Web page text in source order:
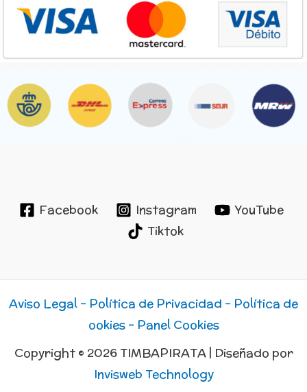
Facebook Instagram
YouTube
Tiktok
Aviso Legal - Política de Privacidad - Política de
ookies - Panel Cookies
Copyright © 2026 TIMBAPIRATA | Diseñado por
Invisweb Technology